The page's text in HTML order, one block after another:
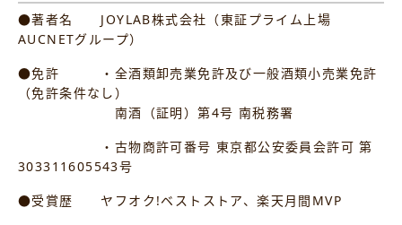
●著者名 JOYLAB株式会社（東証プライム上場
AUCNETグループ）
●免許 ・全酒類卸売業免許及び一般酒類小売業免許
（免許条件なし）
南酒（証明）第4号 南税務署
・古物商許可番号 東京都公安委員会許可 第
303311605543号
●受賞歴 ヤフオク!ベストストア、楽天月間MVP